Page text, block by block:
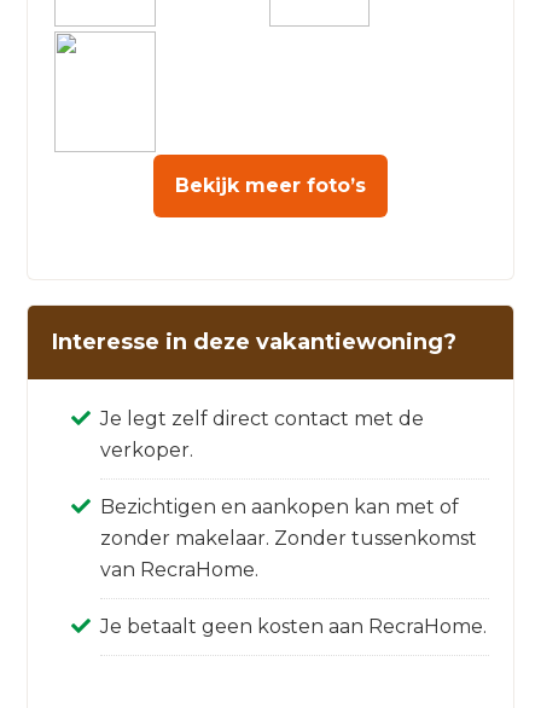
Bekijk meer foto’s
Interesse in deze vakantiewoning?
Je legt zelf direct contact met de
verkoper.
Bezichtigen en aankopen kan met of
zonder makelaar. Zonder tussenkomst
van RecraHome.
Je betaalt geen kosten aan RecraHome.